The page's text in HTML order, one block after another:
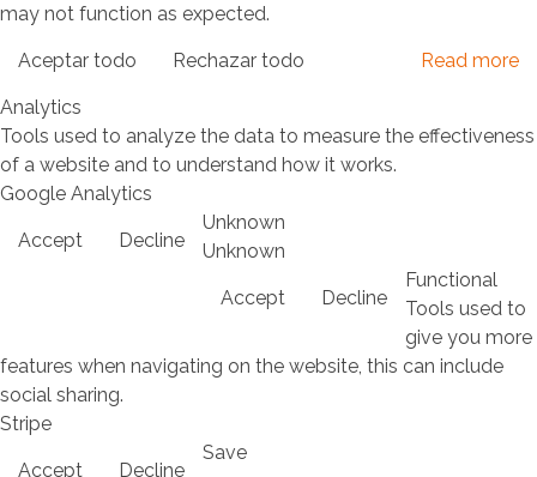
may not function as expected.
Aceptar todo Rechazar todo Read more
Analytics
Tools used to analyze the data to measure the effectiveness
of a website and to understand how it works.
Google Analytics
Accept Decline
Unknown
Unknown
Accept Decline
Functional
Tools used to
give you more
features when navigating on the website, this can include
social sharing.
Stripe
Accept Decline
Save